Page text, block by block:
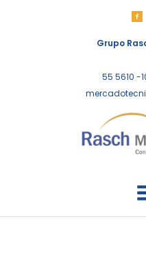
Grupo
55 5610 -